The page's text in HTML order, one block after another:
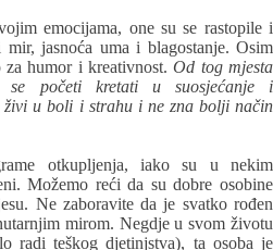
emocijama, one su se rastopile i
jasnoća uma i blagostanje. Osim
za humor i kreativnost.Od tog mjesta
se početi kretati u suosjećanje i
živi u boli i strahu i ne zna bolji način
otkupljenja, iako su u nekim
Možemo reći da su dobre osobine
Ne zaboravite da je svatko rođen
mirom. Negdje u svom životu
radi teškog djetinjstva), ta osoba je